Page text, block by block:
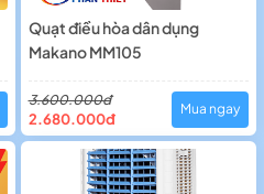
Quạt điều hòa dân dụng
Makano MM105
Mua ngay
3.600.000đ
2.680.000đ